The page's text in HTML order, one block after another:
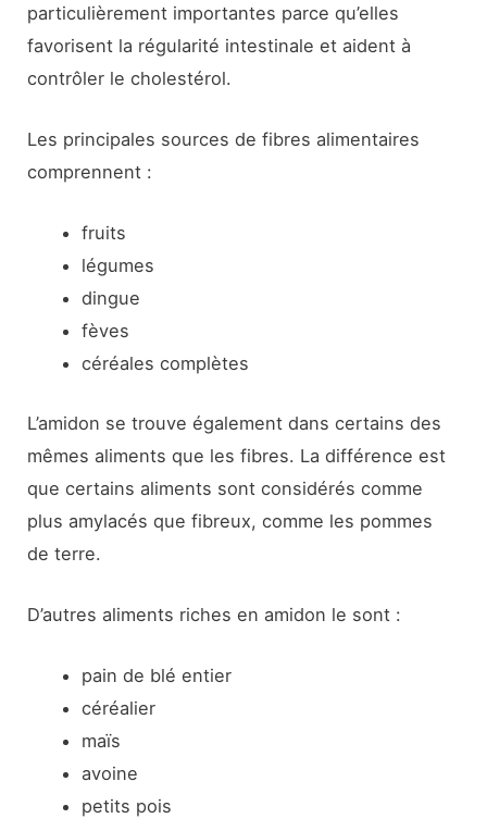
particulièrement importantes parce qu’elles
favorisent la régularité intestinale et aident à
contrôler le cholestérol.
Les principales sources de fibres alimentaires
comprennent :
fruits
légumes
dingue
fèves
céréales complètes
L’amidon se trouve également dans certains des
mêmes aliments que les fibres. La différence est
que certains aliments sont considérés comme
plus amylacés que fibreux, comme les pommes
de terre.
D’autres aliments riches en amidon le sont :
pain de blé entier
céréalier
maïs
avoine
petits pois